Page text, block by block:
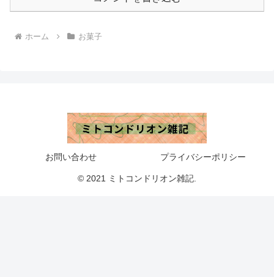
ホーム お菓子
お問い合わせ プライバシーポリシー
© 2021 ミトコンドリオン雑記.